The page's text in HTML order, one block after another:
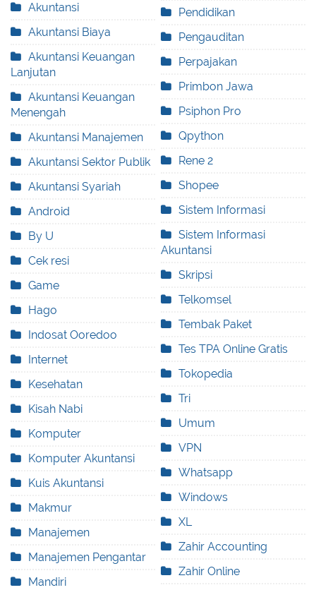
Akuntansi
Akuntansi Biaya
Akuntansi Keuangan
Lanjutan
Akuntansi Keuangan
Menengah
Akuntansi Manajemen
Akuntansi Sektor Publik
Akuntansi Syariah
Android
By U
Cek resi
Game
Hago
Indosat Ooredoo
Internet
Kesehatan
Kisah Nabi
Komputer
Komputer Akuntansi
Kuis Akuntansi
Makmur
Manajemen
Manajemen Pengantar
Mandiri
Pendidikan
Pengauditan
Perpajakan
Primbon Jawa
Psiphon Pro
Qpython
Rene 2
Shopee
Sistem Informasi
Sistem Informasi
Akuntansi
Skripsi
Telkomsel
Tembak Paket
Tes TPA Online Gratis
Tokopedia
Tri
Umum
VPN
Whatsapp
Windows
XL
Zahir Accounting
Zahir Online